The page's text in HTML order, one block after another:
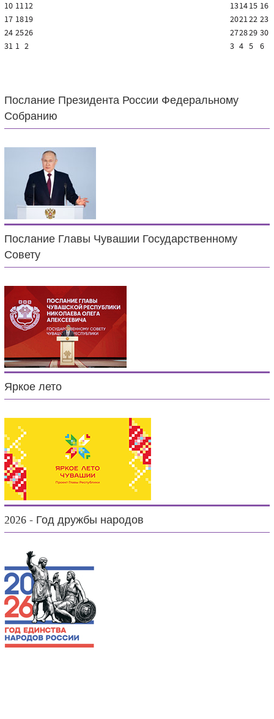
10 1112 131415 16
17 1819 202122 23
24 2526 272829 30
31 1 2 3 4 5 6
Послание Президента России Федеральному
Собранию
Послание Главы Чувашии Государственному
Совету
Яркое лето
2026 - Год дружбы народов